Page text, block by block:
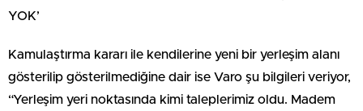
YOK’
Kamulaştırma kararı ile kendilerine yeni bir yerleşim alanı
gösterilip gösterilmediğine dair ise Varo şu bilgileri veriyor,
“Yerleşim yeri noktasında kimi taleplerimiz oldu. Madem